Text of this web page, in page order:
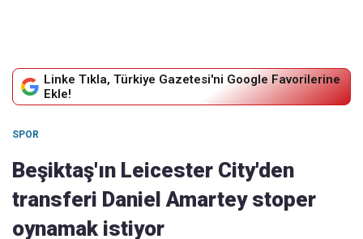
Linke Tıkla, Türkiye Gazetesi'ni Google Favorilerine
Ekle!
SPOR
Beşiktaş'ın Leicester City'den
transferi Daniel Amartey stoper
oynamak istiyor